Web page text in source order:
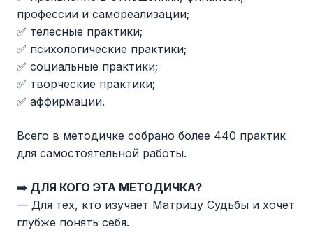
профессии и самореализации;
✅ телесные практики;
✅ психологические практики;
✅ социальные практики;
✅ творческие практики;
✅ аффирмации.
Всего в методичке собрано более 440 практик
для самостоятельной работы.
➡️ ДЛЯ КОГО ЭТА МЕТОДИЧКА?
— Для тех, кто изучает Матрицу Судьбы и хочет
глубже понять себя.